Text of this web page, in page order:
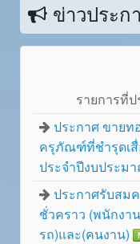
ข่าวประก
รายการที่
ประกาศ ขาย
ครุภัณฑ์ที่ชำรุดเ
ประจำปีงบประม
ประกาศรับสม
ชั่วคราว (พนักงา
รถ)และ(คนงาน)